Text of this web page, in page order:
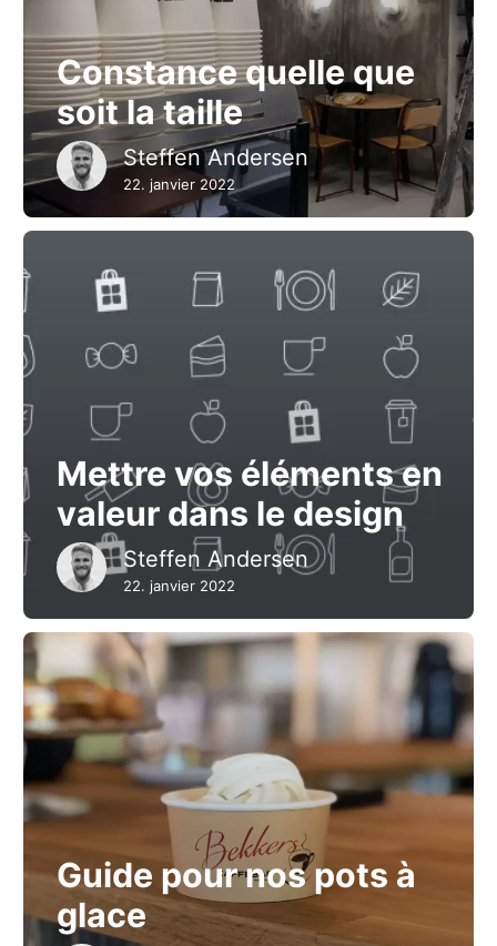
Constance quelle que
soit la taille
Steffen Andersen
22. janvier 2022
Mettre vos éléments en
valeur dans le design
Steffen Andersen
22. janvier 2022
Guide pour nos pots à
glace